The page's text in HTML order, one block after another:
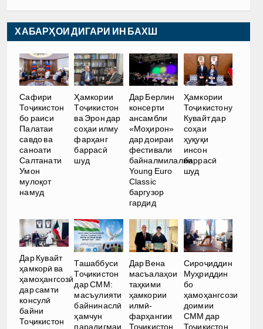
ХАБАРҲОИ ДИГАРИ ИН БАХШ
Сафири
Тоҷикистон
бо раиси
Палатаи
савдо ва
саноати
Салтанати
Умон
мулоқот
намуд
Ҳамкории
Тоҷикистон
ва Эрон дар
соҳаи илму
фарҳанг
баррасӣ
шуд
Дар Берлин
консерти
ансамбли
«Моҳирон»
дар доираи
фестивали
байналмилалии
Young Euro
Classic
баргузор
гардид
Ҳамкории
Тоҷикистону
Кувайт дар
соҳаи
ҳуқуқи
инсон
баррасӣ
шуд
Дар Кувайт
ҳамкорӣ ва
ҳамоҳангсозӣ
дар самти
консулӣ
байни
Тоҷикистон
Ташаббуси
Тоҷикистон
дар СММ:
масъулияти
байнинаслӣ
ҳамчун
парадигмаи
Дар Вена
масъалаҳои
таҳкими
ҳамкории
илмӣ-
фарҳангии
Тоҷикистон
Сироҷиддин
Муҳриддин
бо
ҳамоҳангсози
доимии
СММ дар
Тоҷикистон